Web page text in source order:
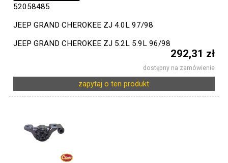
52058485
JEEP GRAND CHEROKEE ZJ 4.0L 97/98
JEEP GRAND CHEROKEE ZJ 5.2L 5.9L 96/98
292,31 zł
dostępny na zamówienie
zapytaj o ten produkt